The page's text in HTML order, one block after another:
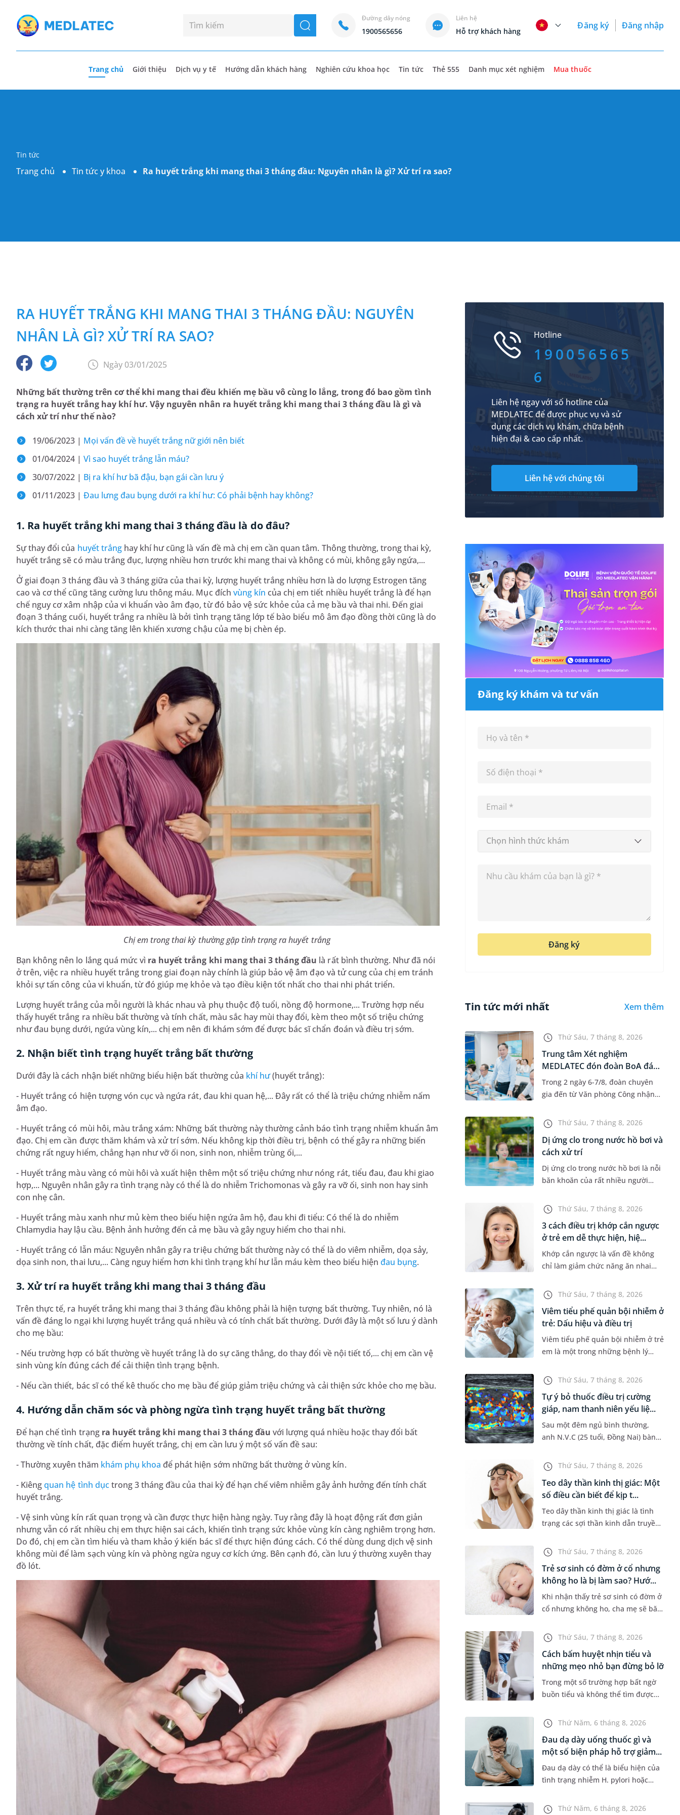
seach
Đường dây nóng
1900565656
Liên hệ
Hỗ trợ khách hàng
Đăng ký Đăng nhập
Trang chủ Giới thiệu Dịch vụ y tế Hướng dẫn khách hàng Nghiên cứu khoa học Tin tức Thẻ 555 Danh mục xét nghiệm Mua thuốc
Tin tức
Trang chủ Tin tức y khoa Ra huyết trắng khi mang thai 3 tháng đầu​: Nguyên nhân là gì? Xử trí ra sao?
RA HUYẾT TRẮNG KHI MANG THAI 3 THÁNG ĐẦU​: NGUYÊN
NHÂN LÀ GÌ? XỬ TRÍ RA SAO?
Ngày 03/01/2025
Những bất thường trên cơ thể khi mang thai đều khiến mẹ bầu vô cùng lo lắng, trong đó bao gồm tình
trạng ra huyết trắng hay khí hư. Vậy nguyên nhân ra huyết trắng khi mang thai 3 tháng đầu là gì và
cách xử trí như thế nào?
19/06/2023 | Mọi vấn đề về huyết trắng nữ giới nên biết
01/04/2024 | Vì sao huyết trắng lẫn máu?
30/07/2022 | Bị ra khí hư bã đậu, bạn gái cần lưu ý
01/11/2023 | Đau lưng đau bụng dưới ra khí hư: Có phải bệnh hay không?
1. Ra huyết trắng khi mang thai 3 tháng đầu là do đâu?
Sự thay đổi của huyết trắnghay khí hư cũng là vấn đề mà chị em cần quan tâm. Thông thường, trong thai kỳ,
huyết trắng sẽ có màu trắng đục, lượng nhiều hơn trước khi mang thai và không có mùi, không gây ngứa,...
Ở giai đoạn 3 tháng đầu và 3 tháng giữa của thai kỳ, lượng huyết trắng nhiều hơn là do lượng Estrogen tăng
cao và cơ thể cũng tăng cường lưu thông máu. Mục đích vùng kín của chị em tiết nhiều huyết trắng là để hạn
chế nguy cơ xâm nhập của vi khuẩn vào âm đạo, từ đó bảo vệ sức khỏe của cả mẹ bầu và thai nhi. Đến giai
đoạn 3 tháng cuối, huyết trắng ra nhiều là bởi tình trạng tăng lớp tế bào biểu mô âm đạo đồng thời cũng là do
kích thước thai nhi càng tăng lên khiến xương chậu của mẹ bị chèn ép.
Chị em trong thai kỳ thường gặp tình trạng ra huyết trắng
Bạn không nên lo lắng quá mức vì ra huyết trắng khi mang thai 3 tháng đầu là rất bình thường. Như đã nói
ở trên, việc ra nhiều huyết trắng trong giai đoạn này chính là giúp bảo vệ âm đạo và tử cung của chị em tránh
khỏi sự tấn công của vi khuẩn, từ đó giúp mẹ khỏe và tạo điều kiện tốt nhất cho thai nhi phát triển.
Lượng huyết trắng của mỗi người là khác nhau và phụ thuộc độ tuổi, nồng độ hormone,... Trường hợp nếu
thấy huyết trắng ra nhiều bất thường và tính chất, màu sắc hay mùi thay đổi, kèm theo một số triệu chứng
như đau bụng dưới, ngứa vùng kín,... chị em nên đi khám sớm để được bác sĩ chẩn đoán và điều trị sớm.
2. Nhận biết tình trạng huyết trắng bất thường
Dưới đây là cách nhận biết những biểu hiện bất thường của khí hư(huyết trắng):
- Huyết trắng có hiện tượng vón cục và ngứa rát, đau khi quan hệ,... Đây rất có thể là triệu chứng nhiễm nấm
âm đạo.
- Huyết trắng có mùi hôi, màu trắng xám: Những bất thường này thường cảnh báo tình trạng nhiễm khuẩn âm
đạo. Chị em cần được thăm khám và xử trí sớm. Nếu không kịp thời điều trị, bệnh có thể gây ra những biến
chứng rất nguy hiểm, chẳng hạn như vỡ ối non, sinh non, nhiễm trùng ối,...
- Huyết trắng màu vàng có mùi hôi và xuất hiện thêm một số triệu chứng như nóng rát, tiểu đau, đau khi giao
hợp,... Nguyên nhân gây ra tình trạng này có thể là do nhiễm Trichomonas và gây ra vỡ ối, sinh non hay sinh
con nhẹ cân.
- Huyết trắng màu xanh như mủ kèm theo biểu hiện ngứa âm hộ, đau khi đi tiểu: Có thể là do nhiễm
Chlamydia hay lậu cầu. Bệnh ảnh hưởng đến cả mẹ bầu và gây nguy hiểm cho thai nhi.
- Huyết trắng có lẫn máu: Nguyên nhân gây ra triệu chứng bất thường này có thể là do viêm nhiễm, dọa sảy,
dọa sinh non, thai lưu,... Càng nguy hiểm hơn khi tình trạng khí hư lẫn máu kèm theo biểu hiệnđau bụng.
3. Xử trí ra huyết trắng khi mang thai 3 tháng đầu
Trên thực tế, ra huyết trắng khi mang thai 3 tháng đầu không phải là hiện tượng bất thường. Tuy nhiên, nó là
vấn đề đáng lo ngại khi lượng huyết trắng quá nhiều và có tính chất bất thường. Dưới đây là một số lưu ý dành
cho mẹ bầu:
- Nếu trường hợp có bất thường về huyết trắng là do sự căng thẳng, do thay đổi về nội tiết tố,... chị em cần vệ
sinh vùng kín đúng cách để cải thiện tình trạng bệnh.
- Nếu cần thiết, bác sĩ có thể kê thuốc cho mẹ bầu để giúp giảm triệu chứng và cải thiện sức khỏe cho mẹ bầu.
4. Hướng dẫn chăm sóc và phòng ngừa tình trạng huyết trắng bất thường
Để hạn chế tình trạng ra huyết trắng khi mang thai 3 tháng đầu với lượng quá nhiều hoặc thay đổi bất
thường về tính chất, đặc điểm huyết trắng, chị em cần lưu ý một số vấn đề sau:
- Thường xuyên thăm khám phụ khoa để phát hiện sớm những bất thường ở vùng kín.
- Kiêngquan hệ tình dụctrong 3 tháng đầu của thai kỳ để hạn chế viêm nhiễm gây ảnh hưởng đến tính chất
huyết trắng.
- Vệ sinh vùng kín rất quan trọng và cần được thực hiện hàng ngày. Tuy rằng đây là hoạt động rất đơn giản
nhưng vẫn có rất nhiều chị em thực hiện sai cách, khiến tình trạng sức khỏe vùng kín càng nghiêm trọng hơn.
Do đó, chị em cần tìm hiểu và tham khảo ý kiến bác sĩ để thực hiện đúng cách. Có thể dùng dung dịch vệ sinh
không mùi để làm sạch vùng kín và phòng ngừa nguy cơ kích ứng. Bên cạnh đó, cần lưu ý thường xuyên thay
đồ lót.
Hotline
190056565
6
Liên hệ ngay với số hotline của
MEDLATEC để được phục vụ và sử
dụng các dịch vụ khám, chữa bệnh
hiện đại & cao cấp nhất.
Liên hệ với chúng tôi
Đăng ký khám và tư vấn
Chọn hình thức khám
Đăng ký
Tin tức mới nhất Xem thêm
Thứ Sáu, 7 tháng 8, 2026
Trung tâm Xét nghiệm
MEDLATEC đón đoàn BoA đánh
giá giám...
Trong 2 ngày 6-7/8, đoàn chuyên
gia đến từ Văn phòng Công nhận
nhận và đánh giá cao nỗ lực duy trì
hệ thống quản lý chất lượ...
Thứ Sáu, 7 tháng 8, 2026
Dị ứng clo trong nước hồ bơi và
cách xử trí
Dị ứng clo trong nước hồ bơi là nỗi
băn khoăn của rất nhiều người
trường hợp thường xuyên bơi ở
những hồ bơi nhân tạo. Bài v...
Thứ Sáu, 7 tháng 8, 2026
3 cách điều trị khớp cắn ngược
ở trẻ em dễ thực hiện, hiệ...
Khớp cắn ngược là vấn đề không
chỉ làm giảm chức năng ăn nhai
đối của khuôn mặt. Do đó, cần khắc
phục sớm tình trạng này để...
Thứ Sáu, 7 tháng 8, 2026
Viêm tiểu phế quản bội nhiễm ở
trẻ: Dấu hiệu và điều trị
Viêm tiểu phế quản bội nhiễm ở trẻ
em là một trong những bệnh lý
bùng phát vào thời điểm giao mùa.
Khi những tổn thương ban đầ...
Thứ Sáu, 7 tháng 8, 2026
Tự ý bỏ thuốc điều trị cường
giáp, nam thanh niên yếu liệ...
Sau một đêm ngủ bình thường,
anh N.V.C (25 tuổi, Đồng Nai) bàng
không thể vận động đi lại được. Kết
quả thăm khám tại Phòng...
Thứ Sáu, 7 tháng 8, 2026
Teo dây thần kinh thị giác: Một
số điều cần biết để kịp t...
Teo dây thần kinh thị giác là tình
trạng các sợi thần kinh dẫn truyền
thương và dần mất đi chức năng
hoạt động. Nếu điều trị m...
Thứ Sáu, 7 tháng 8, 2026
Trẻ sơ sinh có đờm ở cổ nhưng
không ho là bị làm sao? Hướ...
Khi nhận thấy trẻ sơ sinh có đờm ở
cổ nhưng không ho, cha mẹ sẽ băn
đường hô hấp hay không. Những
chia sẻ dưới đây sẽ giúp ch...
Thứ Sáu, 7 tháng 8, 2026
Cách bấm huyệt nhịn tiểu và
những mẹo nhỏ bạn đừng bỏ lỡ
Trong một số trường hợp bất ngờ
buồn tiểu và không thể tìm được
dụng phương pháp bấm huyệt
nhịn tiểu. Vậy cách bấm huyệt
nhịn...
Thứ Năm, 6 tháng 8, 2026
Đau dạ dày uống thuốc gì và
một số biện pháp hỗ trợ giảm...
Đau dạ dày có thể là biểu hiện của
tình trạng nhiễm H. pylori hoặc
Dựa theo nguyên nhân cụ thể, bác
Thứ Năm, 6 tháng 8, 2026